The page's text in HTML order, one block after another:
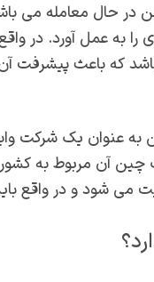
حال معامله می
را به عمل آورد.
که باعث
عنوان یک شرکت
می‌ شود و در واقع